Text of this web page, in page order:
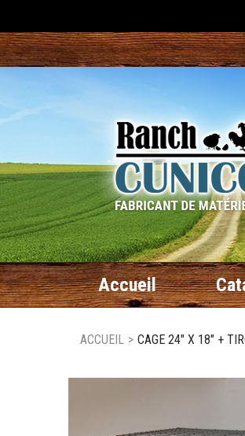
Accueil
ACCUEIL > CAGE 24" X 18" +